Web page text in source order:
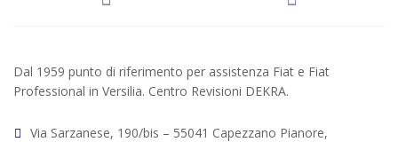
Dal 1959 punto di riferimento per assistenza Fiat e Fiat
Professional in Versilia. Centro Revisioni DEKRA.
Via Sarzanese, 190/bis – 55041 Capezzano Pianore,